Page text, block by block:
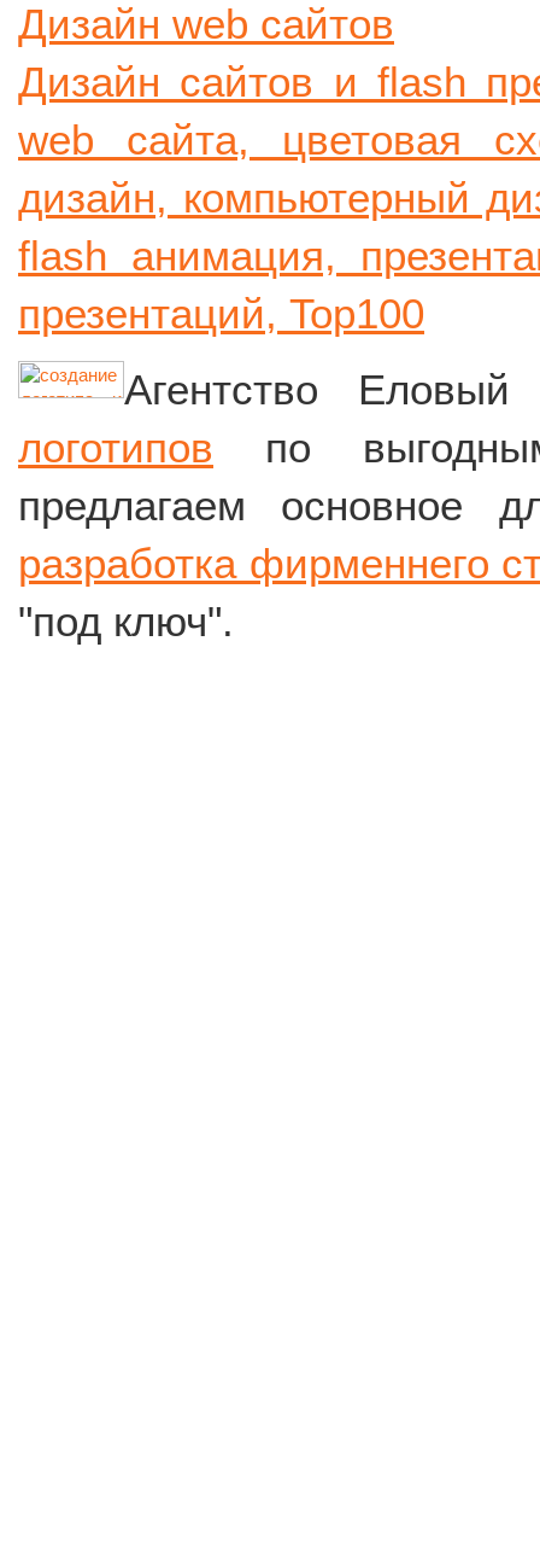
Дизайн web сайтов
Дизайн сайтов и flash
web сайта, цветовая
дизайн, компьютерный
flash анимация,
презентаций, Top100
Агентство
логотипов по
предлагаем
разработка фирменнего
"под ключ".